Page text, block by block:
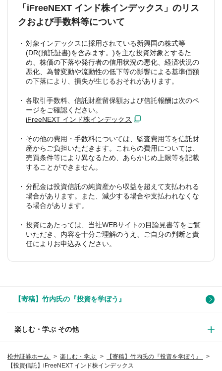
松井証券ホーム 楽しむ・学ぶ
【寄稿】竹内氏の『投資を学ぼう』
【投資信託】iFreeNEXT インド株インデックス
「iFreeNEXT インド株インデックス」のリス
クおよび手数料等について
対象インデックスに採用されている新興国の株式等
(DR(預託証書)を含みます。)を主な投資対象とするた
め、株価の下落や発行者の信用状況の悪化、経済状況の
悪化、為替変動や流動性の低下等の影響による基準価額
の下落により、損失が生じるおそれがあります。
各取引手数料、信託財産留保額および信託報酬は次のペ
ージをご確認ください。
iFreeNEXT インド株インデックス
その他の費用・手数料については、監査費用等を信託財
産からご負担いただきます。これらの費用については、
売買条件等により異なるため、あらかじめ上限等を記載
することができません。
分配金は投資信託の純資産から収益を超えて支払われる
場合があります。また、減少する場合や支払われなくな
る場合があります。
投資にあたっては、当社WEBサイトの目論見書等をご覧
いただき、内容を十分ご理解のうえ、ご自身の判断と責
任によりお申込みください。
【寄稿】竹内氏の『投資を学ぼう』
楽しむ・学ぶ その他